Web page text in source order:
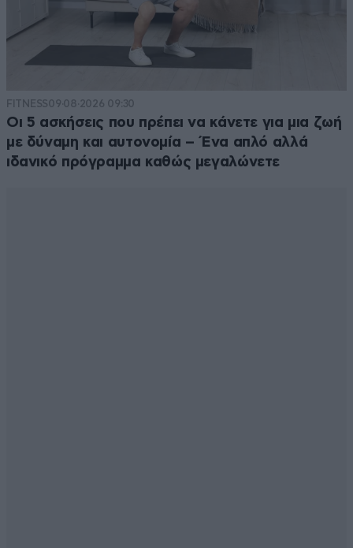
Αυτοί πάντα 07·06·2026 22:16
τα βρίσκουν μεταξύ τους.Τόνα χέρι νίβει τ' άλλο κ.λ.π.
FITNESS09·08·2026 09:30
Οι 5 ασκήσεις που πρέπει να κάνετε για μια ζωή
με δύναμη και αυτονομία – Ένα απλό αλλά
ιδανικό πρόγραμμα καθώς μεγαλώνετε